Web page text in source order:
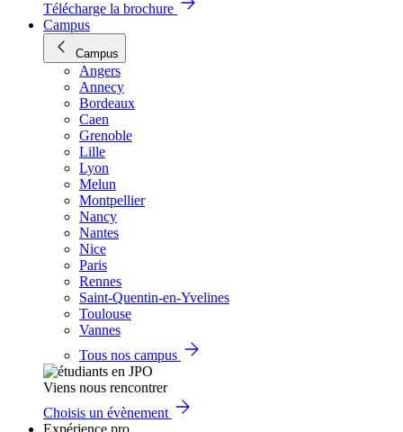
Télécharge la brochure
Campus
Campus
Angers
Annecy
Bordeaux
Caen
Grenoble
Lille
Lyon
Melun
Montpellier
Nancy
Nantes
Nice
Paris
Rennes
Saint-Quentin-en-Yvelines
Toulouse
Vannes
Tous nos campus
Viens nous rencontrer
Choisis un évènement
Expérience pro